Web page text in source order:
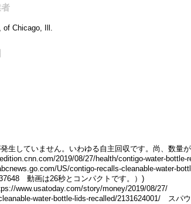
of Chicago, Ill.
生していません。いわゆる自主回収です。尚、数量
2019/08/27/health/contigo-water-
US/contigo-recalls-cleanable-water-
動画は26秒とコンパクトです。）)
www.usatoday.com/story/money/2019/08/27/
water-bottle-lids-recalled/2131624001/ スパ